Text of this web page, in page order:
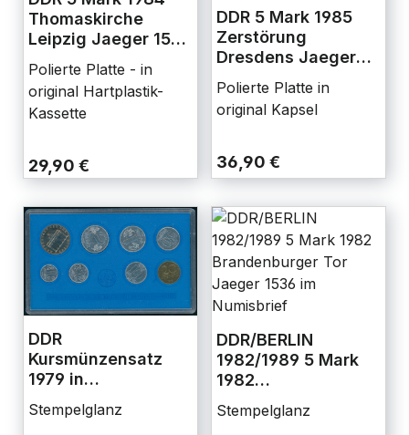
Thomaskirche
Leipzig Jaeger 1598
Polierte Platte - in
original Hartplastik-
Kassette
29,90 €
DDR 5 Mark 1985
Zerstörung
Dresdens Jaeger
1601 PP
Polierte Platte in
original Kapsel
36,90 €
DDR
Kursmünzensatz
1979 in
Stempelglanz
DDR/BERLIN
1982/1989 5 Mark
1982
Jaeger 1536 im
Stempelglanz